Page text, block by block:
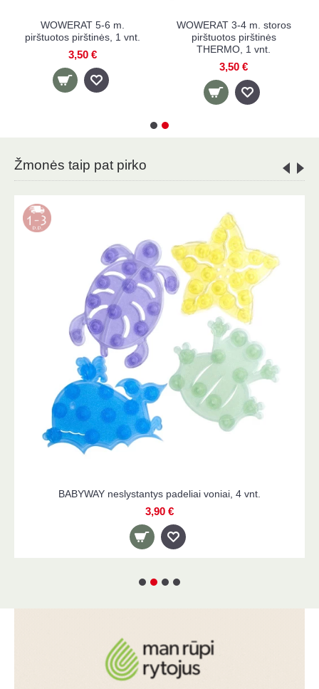
vilna
WOWERAT 5-6 m.
pirštuotos pirštinės, 1 vnt.
WOWERAT 3-4 m.
pirštuotos
THERMO, 1 vnt.
Žmonės taip pat pirko
padeliai voniai, 4 vnt. WOWERAT storos kilpinės